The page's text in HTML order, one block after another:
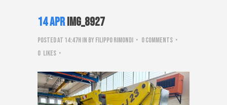
14 AprIMG_8927
Posted at 14:47hin by Filippo Rimondi
0 Comments
0 Likes